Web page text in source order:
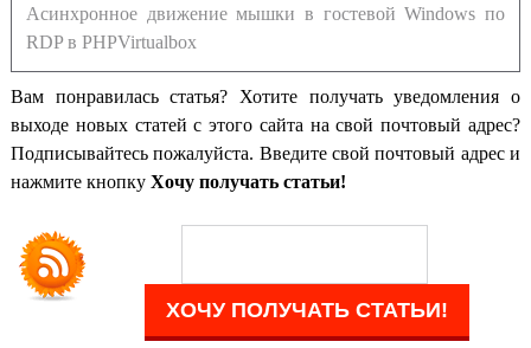
Асинхронное движение мышки в гостевой Windows по
RDP в PHPVirtualbox
Вам понравилась статья? Хотите получать уведомления о
выходе новых статей с этого сайта на свой почтовый адрес?
Подписывайтесь пожалуйста. Введите свой почтовый адрес и
нажмите кнопку Хочу получать статьи!